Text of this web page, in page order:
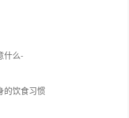
什么-
的饮食习惯